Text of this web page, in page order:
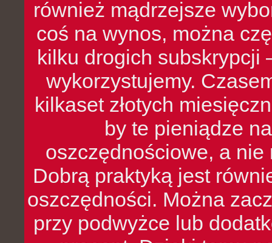
również mądrzejsze
coś na wynos, można
kilku drogich subskrypcji
wykorzystujemy.
kilkaset złotych
by te pieniądze
oszczędnościowe, a nie
Dobrą praktyką jest
oszczędności. Można
przy podwyżce lub